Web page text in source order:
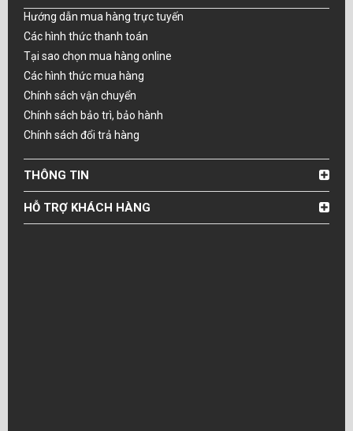
Hướng dẫn mua hàng trực tuyến
Các hình thức thanh toán
Tại sao chọn mua hàng online
Các hình thức mua hàng
Chính sách vận chuyển
Chính sách bảo trì, bảo hành
Chính sách đổi trả hàng
THÔNG TIN
HỖ TRỢ KHÁCH HÀNG